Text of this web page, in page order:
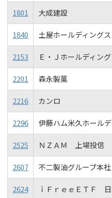
1801 大成建設
1840 土屋ホールディングス
2153 Ｅ・Ｊホールディン
2201 森永製菓
2216 カンロ
2296 伊藤ハム米久ホール
2525 ＮＺＡＭ 上場投信
2607 不二製油グループ本社
2624 ｉＦｒｅｅＥＴＦ 日